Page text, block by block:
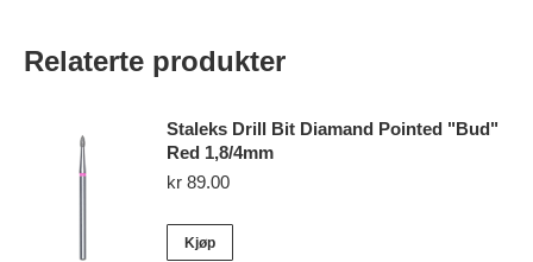
Relaterte produkter
Staleks Drill Bit Diamand Pointed "Bud"
Red 1,8/4mm
kr 89.00
Kjøp